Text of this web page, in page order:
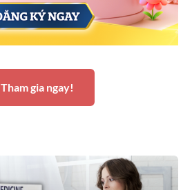
Tham gia ngay!